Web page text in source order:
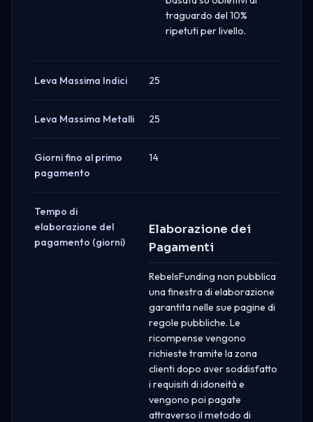
traguardo del 10%
ripetuti per livello.
Leva Massima Indici 25
Leva Massima Metalli 25
Giorni fino al primo
pagamento
14
Tempo di
elaborazione del
pagamento (giorni)
Elaborazione dei
Pagamenti
RebelsFunding non pubblica
una finestra di elaborazione
garantita nelle sue pagine di
regole pubbliche. Le
ricompense vengono
richieste tramite la zona
clienti dopo aver soddisfatto
i requisiti di idoneità e
vengono poi pagate
attraverso il metodo di